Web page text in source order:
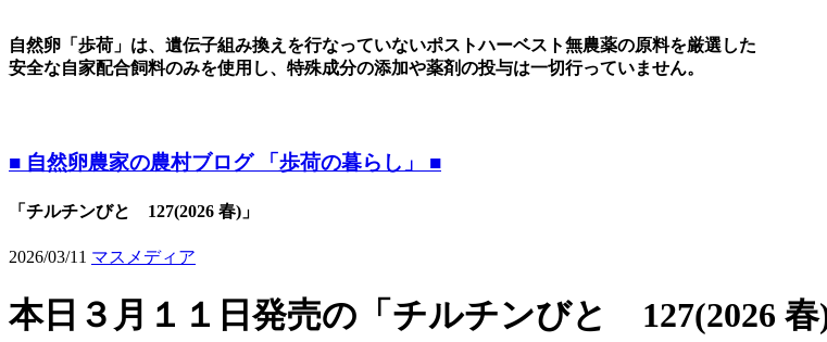
自然卵「歩荷」は、遺伝子組み換えを行なっていないポストハーベスト無農薬の原料を厳選した
安全な自家配合飼料のみを使用し、特殊成分の添加や薬剤の投与は一切行っていません。
■ 自然卵農家の農村ブログ 「歩荷の暮らし」 ■
「チルチンびと 127(2026 春)」
2026/03/11 マスメディア
本日３月１１日発売の「チルチンびと 127(2026